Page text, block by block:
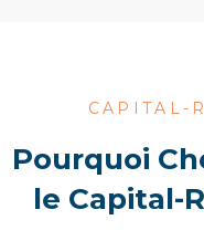
CAPITAL-
Pourquoi
le Capital-